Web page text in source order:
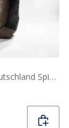
adidas DFB Deutschland Spieler Rucksack Carbon/Silver/Schwarz